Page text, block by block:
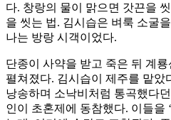
다. 창랑의 물이 맑으면 갓끈을
을 씻는 법. 김시습은 벼룩 소굴
나는 방랑 시객이었다.
단종이 사약을 받고 죽은 뒤 계
펼쳐졌다. 김시습이 제주를 맡았
낭송하며 소낙비처럼 통곡했다
인이 초혼제에 동참했다. 이들을